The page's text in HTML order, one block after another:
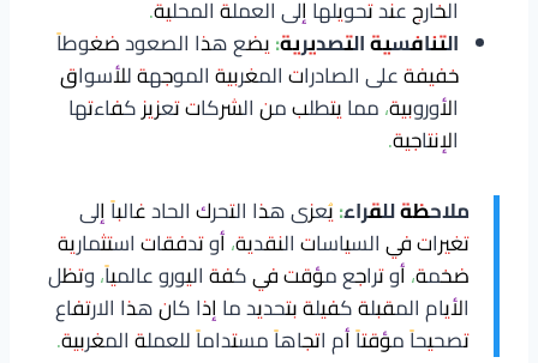
الخارج عند تحويلها إلى العملة المحلية.
التنافسية التصديرية:يضع هذا الصعود ضغوطاً
خفيفة على الصادرات المغربية الموجهة للأسواق
الأوروبية، مما يتطلب من الشركات تعزيز كفاءتها
الإنتاجية.
ملاحظة للقراء:يُعزى هذا التحرك الحاد غالباً إلى
تغيرات في السياسات النقدية، أو تدفقات استثمارية
ضخمة، أو تراجع مؤقت في كفة اليورو عالمياً، وتظل
الأيام المقبلة كفيلة بتحديد ما إذا كان هذا الارتفاع
تصحيحاً مؤقتاً أم اتجاهاً مستداماً للعملة المغربية.